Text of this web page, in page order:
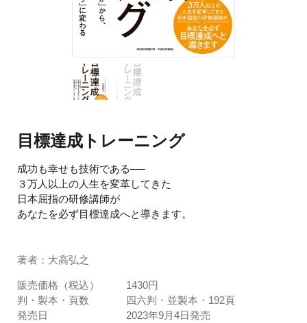
目標達成トレーニング
成功も幸せも技術である──
３万人以上の人生を変革してきた
日本屈指の研修講師が
あなたを必ず目標達成へと導きます。
著者：大高弘之
販売価格（税込）
1430円
判・製本・頁数
四六判・並製本・192頁
発売日
2023年9月4日発売